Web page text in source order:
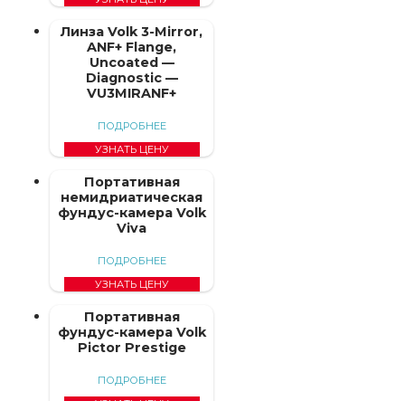
Линза Volk 3-Mirror,
ANF+ Flange,
Uncoated —
Diagnostic —
VU3MIRANF+
ПОДРОБНЕЕ
УЗНАТЬ ЦЕНУ
Портативная
немидриатическая
фундус-камера Volk
Viva
ПОДРОБНЕЕ
УЗНАТЬ ЦЕНУ
Портативная
фундус-камера Volk
Pictor Prestige
ПОДРОБНЕЕ